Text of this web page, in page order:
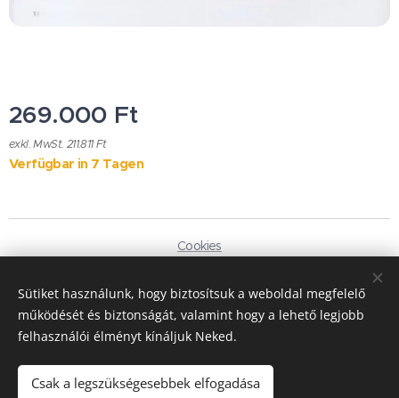
269.000 Ft
exkl. MwSt. 211.811 Ft
Verfügbar in 7 Tagen
Cookies
Magyar
Deutsch
Währung
HUF Ft
EUR €
Sütiket használunk, hogy biztosítsuk a weboldal megfelelő
működését és biztonságát, valamint hogy a lehető legjobb
felhasználói élményt kínáljuk Neked.
Csak a legszükségesebbek elfogadása